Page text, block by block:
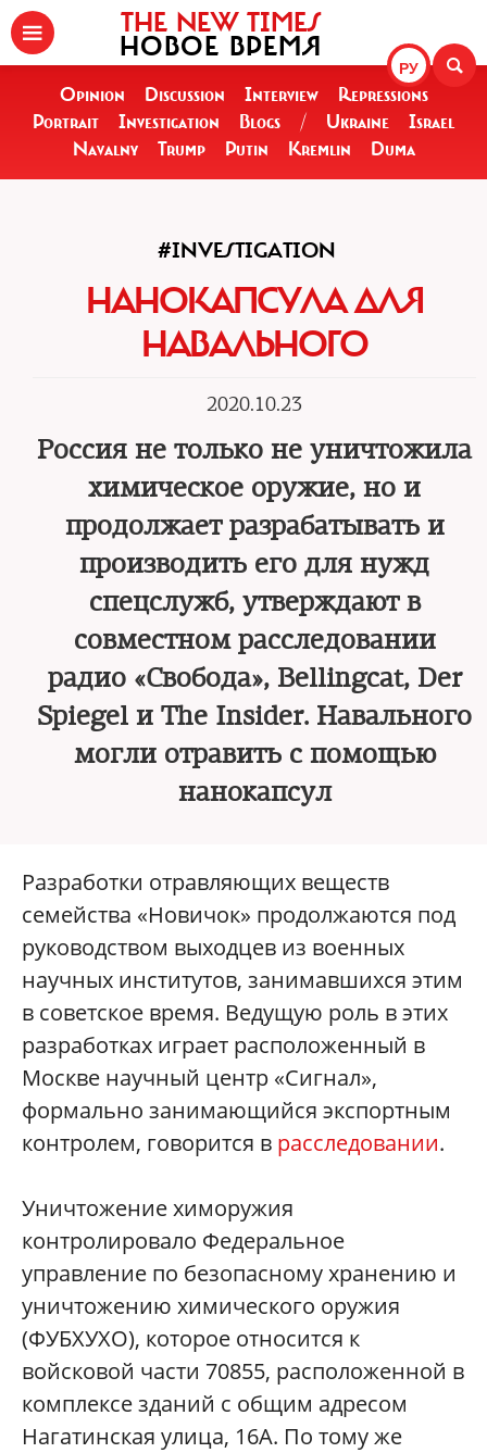
РУ
THE NEW TIMES
НОВОЕ ВРЕМЯ
Opinion Discussion Interview
Repressions
Portrait
Investigation Blogs / Ukraine
Israel
Navalny
Trump Putin Kremlin Duma
#INVESTIGATION
НАНОКАПСУЛА ДЛЯ
НАВАЛЬНОГО
2020.10.23
Россия не только не уничтожила
химическое оружие, но и
продолжает разрабатывать и
производить его для нужд
спецслужб, утверждают в
совместном расследовании
радио «Свобода», Bellingcat, Der
Spiegel и The Insider. Навального
могли отравить с помощью
нанокапсул
Разработки отравляющих веществ
семейства «Новичок» продолжаются под
руководством выходцев из военных
научных институтов, занимавшихся этим
в советское время. Ведущую роль в этих
разработках играет расположенный в
Москве научный центр «Сигнал»,
формально занимающийся экспортным
контролем, говорится в расследовании.
Уничтожение химоружия
контролировало Федеральное
управление по безопасному хранению и
уничтожению химического оружия
(ФУБХУХО), которое относится к
войсковой части 70855, расположенной в
комплексе зданий с общим адресом
Нагатинская улица, 16А. По тому же